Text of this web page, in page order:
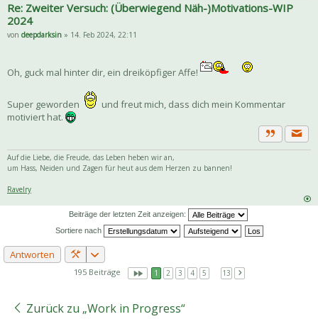
Re: Zweiter Versuch: (Überwiegend Näh-)Motivations-WIP
2024
von deepdarksin » 14. Feb 2024, 22:11
Oh, guck mal hinter dir, ein dreiköpfiger Affe!
Super geworden
und freut mich, dass dich mein Kommentar
motiviert hat.
Zitat
Auf die Liebe, die Freude, das Leben heben wir an,
um Hass, Neiden und Zagen für heut aus dem Herzen zu bannen!
Ravelry
Beiträge der letzten Zeit anzeigen:
Sortiere nach
Antworten
195 Beiträge 1 2 3 4 5 13
Zurück zu „Work in Progress“